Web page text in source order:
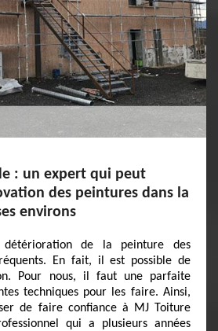
: un expert qui peut
des peintures dans la
environs
détérioration de la peinture des
En fait, il est possible de
Pour nous, il faut une parfaite
techniques pour les faire. Ainsi,
de faire confiance à MJ Toiture
qui a plusieurs années